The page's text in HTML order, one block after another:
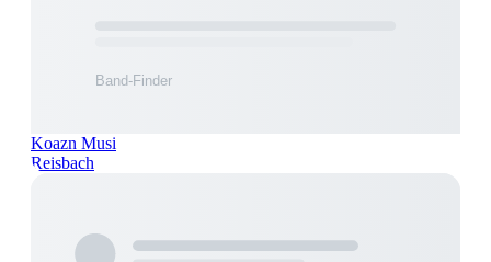
Koazn Musi
Reisbach